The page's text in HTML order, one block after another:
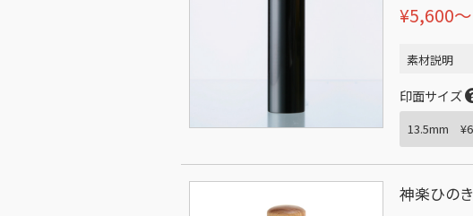
¥5,600〜
素材説明
印面サイズ
神楽ひのき